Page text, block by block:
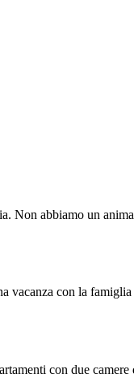
Non abbiamo un
vacanza con la
con due